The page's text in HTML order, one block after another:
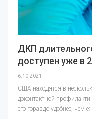
ДКП
доступен уже в
6.10.2021
США находятся в
доконтактной
его гораздо удобнее, чем